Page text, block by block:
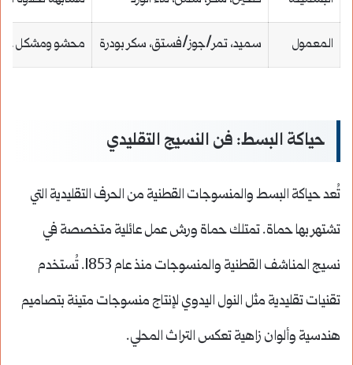
المعمول سميد، تمر/جوز/فستق، سكر بودرة محشو ومشكل
حياكة البسط: فن النسيج التقليدي
تُعد حياكة البسط والمنسوجات القطنية من الحرف التقليدية التي
تشتهر بها حماة. تمتلك حماة ورش عمل عائلية متخصصة في
نسيج المناشف القطنية والمنسوجات منذ عام 1853. تُستخدم
تقنيات تقليدية مثل النول اليدوي لإنتاج منسوجات متينة بتصاميم
هندسية وألوان زاهية تعكس التراث المحلي.